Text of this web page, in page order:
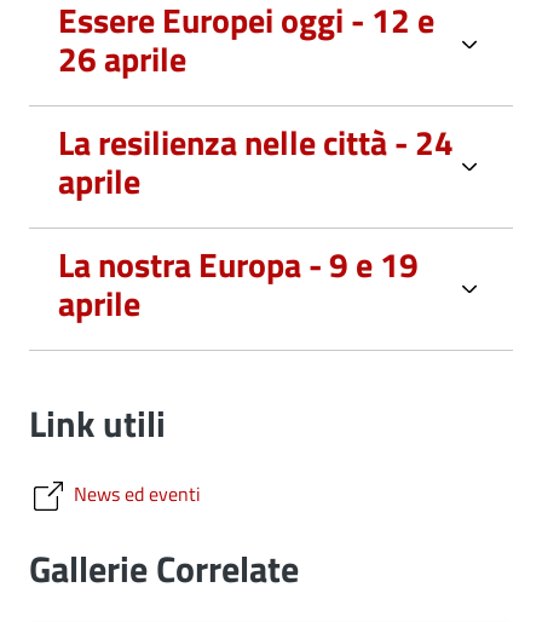
Essere Europei oggi - 12 e
26 aprile
La resilienza nelle città - 24
aprile
La nostra Europa - 9 e 19
aprile
Link utili
News ed eventi
Gallerie Correlate